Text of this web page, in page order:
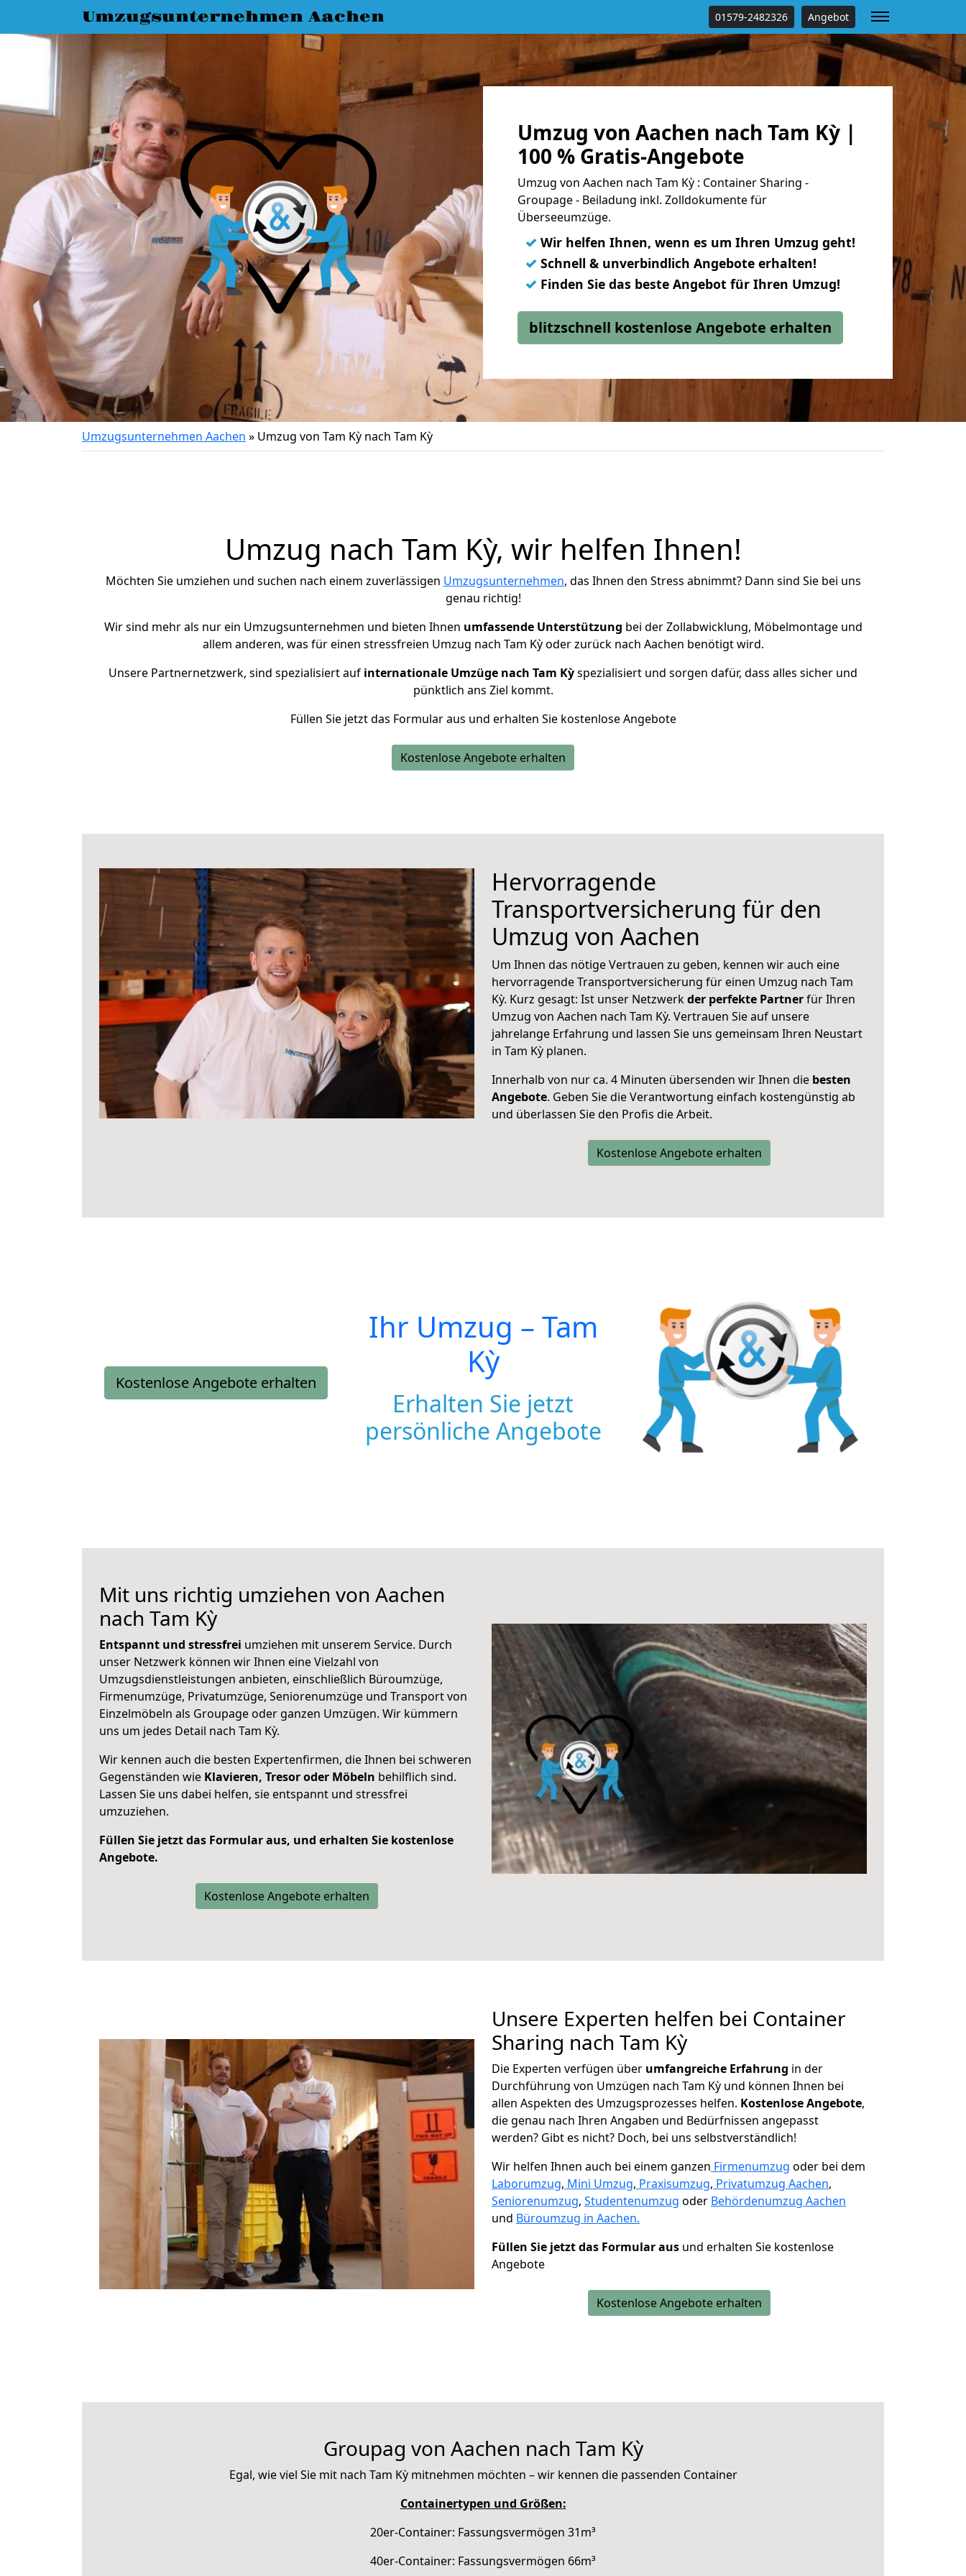
Umzugsunternehmen Aachen 01579-2482326 Angebot
Umzug von Aachen nach Tam Kỳ |
100 % Gratis-Angebote
Umzug von Aachen nach Tam Kỳ : Container Sharing -
Groupage - Beiladung inkl. Zolldokumente für
Überseeumzüge.
✓ Wir helfen Ihnen, wenn es um Ihren Umzug geht!
✓ Schnell & unverbindlich Angebote erhalten!
✓ Finden Sie das beste Angebot für Ihren Umzug!
blitzschnell kostenlose Angebote erhalten
Umzugsunternehmen Aachen » Umzug von Tam Kỳ nach Tam Kỳ
Umzug nach Tam Kỳ, wir helfen Ihnen!
Möchten Sie umziehen und suchen nach einem zuverlässigen Umzugsunternehmen, das Ihnen den Stress abnimmt? Dann sind Sie bei uns
genau richtig!
Wir sind mehr als nur ein Umzugsunternehmen und bieten Ihnen umfassende Unterstützung bei der Zollabwicklung, Möbelmontage und
allem anderen, was für einen stressfreien Umzug nach Tam Kỳ oder zurück nach Aachen benötigt wird.
Unsere Partnernetzwerk, sind spezialisiert auf internationale Umzüge nach Tam Kỳspezialisiert und sorgen dafür, dass alles sicher und
pünktlich ans Ziel kommt.
Füllen Sie jetzt das Formular aus und erhalten Sie kostenlose Angebote
Kostenlose Angebote erhalten
Hervorragende
Transportversicherung für den
Umzug von Aachen
Um Ihnen das nötige Vertrauen zu geben, kennen wir auch eine
hervorragende Transportversicherung für einen Umzug nach Tam
Kỳ. Kurz gesagt: Ist unser Netzwerkder perfekte Partnerfür Ihren
Umzug von Aachen nach Tam Kỳ. Vertrauen Sie auf unsere
jahrelange Erfahrung und lassen Sie uns gemeinsam Ihren Neustart
in Tam Kỳ planen.
Innerhalb von nur ca. 4 Minuten übersenden wir Ihnen die besten
Angebote. Geben Sie die Verantwortung einfach kostengünstig ab
und überlassen Sie den Profis die Arbeit.
Kostenlose Angebote erhalten
Kostenlose Angebote erhalten
Ihr Umzug – Tam
Kỳ
Erhalten Sie jetzt
persönliche Angebote
Mit uns richtig umziehen von Aachen
nach Tam Kỳ
Entspannt und stressfrei umziehen mit unserem Service. Durch
unser Netzwerk können wir Ihnen eine Vielzahl von
Umzugsdienstleistungen anbieten, einschließlich Büroumzüge,
Firmenumzüge, Privatumzüge, Seniorenumzüge und Transport von
Einzelmöbeln als Groupage oder ganzen Umzügen. Wir kümmern
uns um jedes Detail nach Tam Kỳ.
Wir kennen auch die besten Expertenfirmen, die Ihnen bei schweren
Gegenständen wie Klavieren, Tresor oder Möbeln behilflich sind.
Lassen Sie uns dabei helfen, sie entspannt und stressfrei
umzuziehen.
Füllen Sie jetzt das Formular aus, und erhalten Sie kostenlose
Angebote.
Kostenlose Angebote erhalten
Unsere Experten helfen bei Container
Sharing nach Tam Kỳ
Die Experten verfügen über umfangreiche Erfahrung in der
Durchführung von Umzügen nach Tam Kỳ und können Ihnen bei
allen Aspekten des Umzugsprozesses helfen. Kostenlose Angebote,
die genau nach Ihren Angaben und Bedürfnissen angepasst
werden? Gibt es nicht? Doch, bei uns selbstverständlich!
Wir helfen Ihnen auch bei einem ganzen Firmenumzug oder bei dem
Laborumzug, Mini Umzug, Praxisumzug, Privatumzug Aachen,
Seniorenumzug, Studentenumzug oder Behördenumzug Aachen
und Büroumzug in Aachen.
Füllen Sie jetzt das Formular aus und erhalten Sie kostenlose
Angebote
Kostenlose Angebote erhalten
Groupag von Aachen nach Tam Kỳ
Egal, wie viel Sie mit nach Tam Kỳ mitnehmen möchten – wir kennen die passenden Container
Containertypen und Größen:
20er-Container: Fassungsvermögen 31m³
40er-Container: Fassungsvermögen 66m³